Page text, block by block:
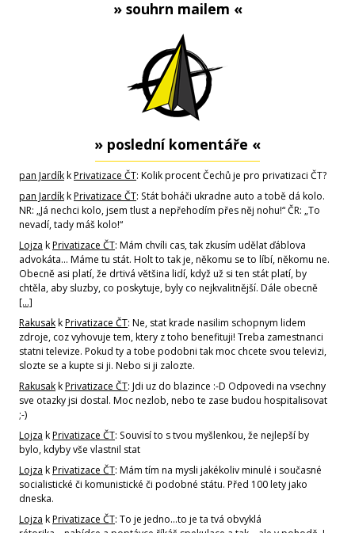
» souhrn mailem «
» poslední komentáře «
pan JardíkkPrivatizace ČT: Kolik procent Čechů je pro privatizaci ČT?
pan JardíkkPrivatizace ČT: Stát boháči ukradne auto a tobě dá kolo.
NR: „Já nechci kolo, jsem tlust a nepřehodím přes něj nohu!“ ČR: „To
nevadí, tady máš kolo!“
Lojza kPrivatizace ČT: Mám chvíli cas, tak zkusím udělat ďáblova
advokáta... Máme tu stát. Holt to tak je, někomu se to líbí, někomu ne.
Obecně asi platí, že drtivá většina lidí, když už si ten stát platí, by
chtěla, aby sluzby, co poskytuje, byly co nejkvalitnější. Dále obecně
[…]
RakusakkPrivatizace ČT: Ne, stat krade nasilim schopnym lidem
zdroje, coz vyhovuje tem, ktery z toho benefituji! Treba zamestnanci
statni televize. Pokud ty a tobe podobni tak moc chcete svou televizi,
slozte se a kupte si ji. Nebo si ji zalozte.
RakusakkPrivatizace ČT: Jdi uz do blazince :-D Odpovedi na vsechny
sve otazky jsi dostal. Moc nezlob, nebo te zase budou hospitalisovat
;-)
Lojza kPrivatizace ČT: Souvisí to s tvou myšlenkou, že nejlepší by
bylo, kdyby vše vlastnil stat
Lojza kPrivatizace ČT: Mám tím na mysli jakékoliv minulé i současné
socialistické či komunistické či podobné státu. Před 100 lety jako
dneska.
Lojza kPrivatizace ČT: To je jedno...to je ta tvá obvyklá